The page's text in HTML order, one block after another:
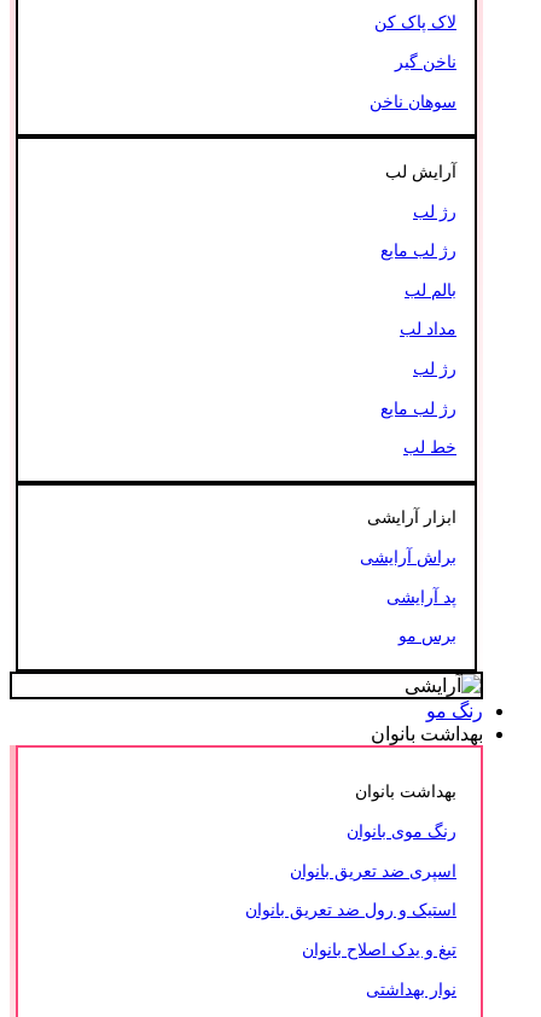
لاک پاک کن
ناخن گیر
سوهان ناخن
آرایش لب
رژ لب
رژ لب مایع
بالم لب
مداد لب
رژ لب
رژ لب مایع
خط لب
ابزار آرایشی
براش آرایشی
پد آرایشی
برس مو
رنگ مو
بهداشت بانوان
بهداشت بانوان
رنگ موی بانوان
اسپری ضد تعریق بانوان
استیک و رول ضد تعریق بانوان
تیغ و یدک اصلاح بانوان
نوار بهداشتی